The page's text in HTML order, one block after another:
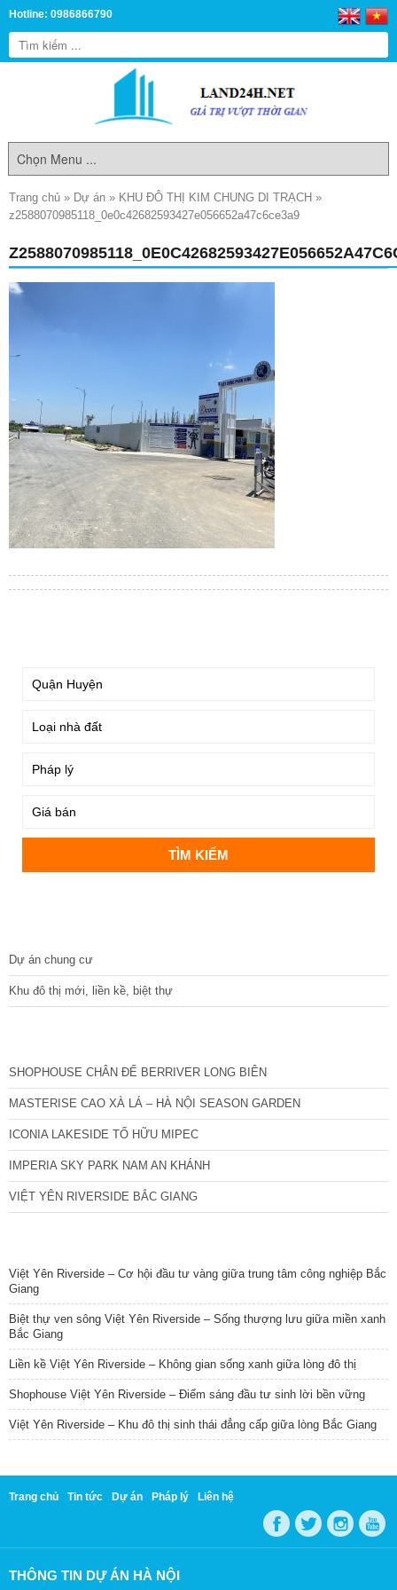
Hotline: 0986866790
Trang chủ » Dự án » KHU ĐÔ THỊ KIM CHUNG DI TRẠCH »
z2588070985118_0e0c42682593427e056652a47c6ce3a9
Dự án chung cư
Khu đô thị mới, liền kề, biệt thự
SHOPHOUSE CHÂN ĐẾ BERRIVER LONG BIÊN
MASTERISE CAO XÀ LÁ – HÀ NỘI SEASON GARDEN
ICONIA LAKESIDE TỐ HỮU MIPEC
IMPERIA SKY PARK NAM AN KHÁNH
VIỆT YÊN RIVERSIDE BẮC GIANG
Việt Yên Riverside – Cơ hội đầu tư vàng giữa trung tâm công nghiệp Bắc
Giang
Biệt thự ven sông Việt Yên Riverside – Sống thượng lưu giữa miền xanh
Bắc Giang
Liền kề Việt Yên Riverside – Không gian sống xanh giữa lòng đô thị
Shophouse Việt Yên Riverside – Điểm sáng đầu tư sinh lời bền vững
Việt Yên Riverside – Khu đô thị sinh thái đẳng cấp giữa lòng Bắc Giang
Trang chủ Tin tức Dự án Pháp lý Liên hệ
THÔNG TIN DỰ ÁN HÀ NỘI